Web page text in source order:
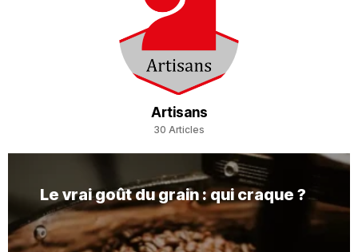
Artisans
30 Articles
Le vrai goût du grain : qui craque ?